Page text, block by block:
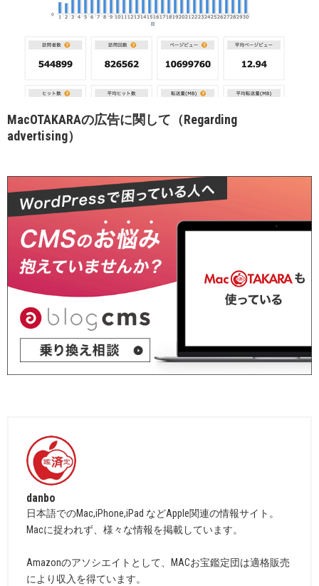
MacOTAKARAの広告に関して（Regarding
advertising）
danbo
日本語でのMac,iPhone,iPad などApple関連の情報サイト。
Macに捉われず、様々な情報を掲載しています。
Amazonのアソシエイトとして、MACお宝鑑定団は適格販売
により収入を得ています。